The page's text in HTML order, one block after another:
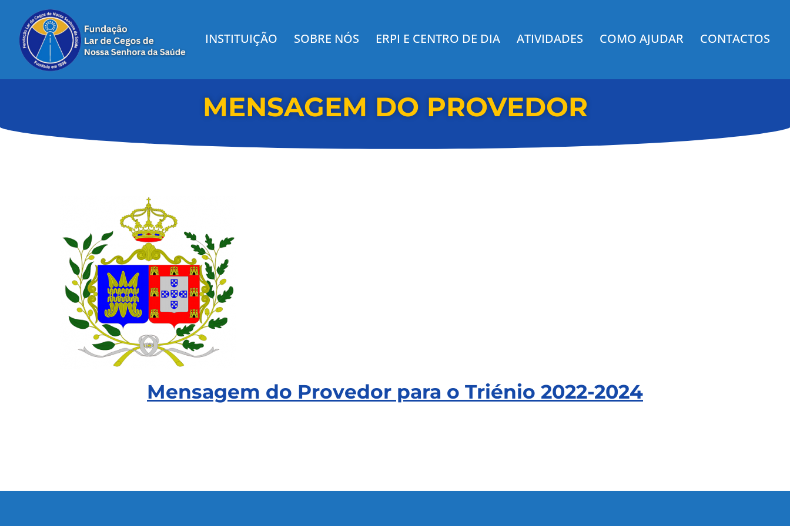
INSTITUIÇÃO SOBRE NÓS ERPI E CENTRO DE DIA ATIVIDADES COMO AJUDAR CONTACTOS
MENSAGEM DO PROVEDOR
Mensagem do Provedor para o Triénio 2022-2024